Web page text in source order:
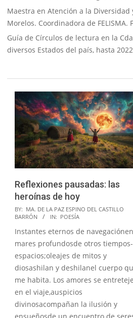
Maestra en Atención a la Diversidad
Morelos. Coordinadora de
Guía de Círculos de lectura en la
diversos Estados del país, hasta
Reflexiones pausadas: las
heroínas de hoy
2025-
04-
16
BY: MA. DE LA PAZ ESPINO DEL CASTILLO
BARRÓN
IN: POESÍA
Instantes eternos de navegaciónen
mares profundosde otros tiempos-
espacios;oleajes de mitos y
diosashilan y deshilanel cuerpo
me habita. Los amores se
en el viaje,auspicios
divinosacompañan la ilusión y